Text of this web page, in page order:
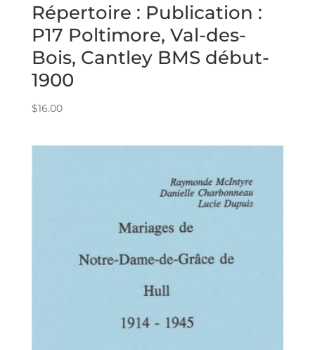
Répertoire : Publication :
P17 Poltimore, Val-des-
Bois, Cantley BMS début-
1900
$16.00